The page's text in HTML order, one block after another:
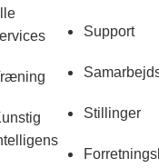
Support
Stillinger